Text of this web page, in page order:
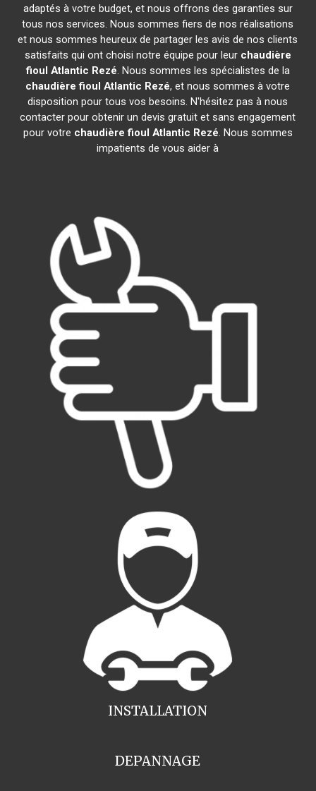
adaptés à votre budget, et nous offrons des garanties sur
tous nos services. Nous sommes fiers de nos réalisations
et nous sommes heureux de partager les avis de nos clients
satisfaits qui ont choisi notre équipe pour leur chaudière
fioul Atlantic Rezé. Nous sommes les spécialistes de la
chaudière fioul Atlantic Rezé, et nous sommes à votre
disposition pour tous vos besoins. N'hésitez pas à nous
contacter pour obtenir un devis gratuit et sans engagement
pour votre chaudière fioul Atlantic Rezé. Nous sommes
impatients de vous aider à
INSTALLATION
DEPANNAGE